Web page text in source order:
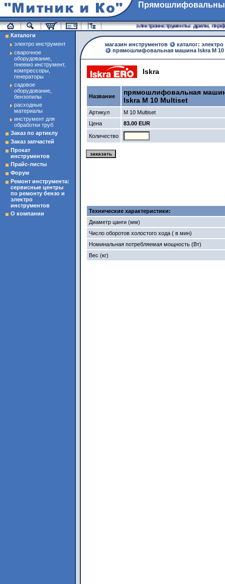
электроинструменты: дрели,
магазин инструменты
магазин инструментов
каталог:
прямошлифовальная машина Iskra M 10
Iskra
Название
прямошлифовальная
Iskra M 10 Multiset
Артикул
M 10 Multiset
Цена
83.00 EUR
Количество
Технические характеристики:
Диаметр цанги (мм)
Число оборотов холостого хода ( в мин)
Номинальная потребляемая мощность (Вт)
Вес (кг)
Каталоги
электро инструмент
сварочное
оборудование,
пневмо инструмент,
компрессоры,
генераторы
садовое
оборудование,
бензопилы
расходные
материалы
инструмент для
обработки труб
Заказ по артиклу
Заказ запчастей
Прокат
инструментов
Прайс-листы
Форум
Ремонт инструмента:
сервисные центры
по ремонту бензо и
электро
инструментов
О компании